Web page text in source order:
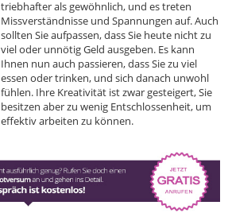
triebhafter als gewöhnlich, und es treten
Missverständnisse und Spannungen auf. Auch
sollten Sie aufpassen, dass Sie heute nicht zu
viel oder unnötig Geld ausgeben. Es kann
Ihnen nun auch passieren, dass Sie zu viel
essen oder trinken, und sich danach unwohl
fühlen. Ihre Kreativität ist zwar gesteigert, Sie
besitzen aber zu wenig Entschlossenheit, um
effektiv arbeiten zu können.